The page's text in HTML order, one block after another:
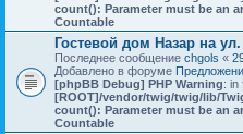
count(): Parameter must be an
Countable
Гостевой дом Назар на
Последнее сообщение chgols «
Добавлено в форуме
[phpBB Debug] PHP Warning: in
[ROOT]/vendor/twig/twig/lib/
count(): Parameter must be an
Countable